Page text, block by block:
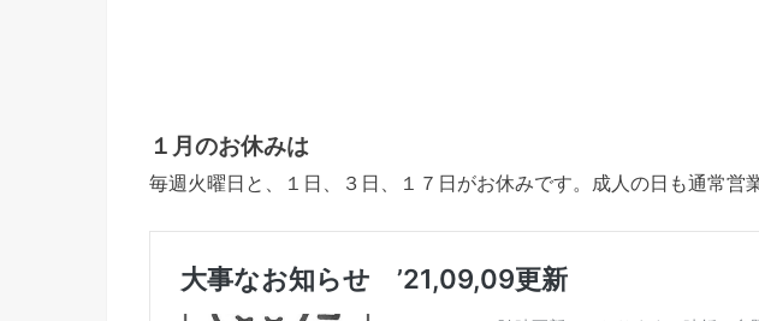
１月のお休みは
毎週火曜日と、１日、３日、１７日がお休みです。成人の日も通常営